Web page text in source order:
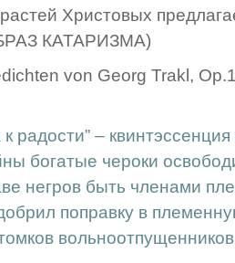
Христовых
КАТАРИЗМА)
von Georg Trakl,
к радости” –
богатые чероки
негров быть членами
поправку в